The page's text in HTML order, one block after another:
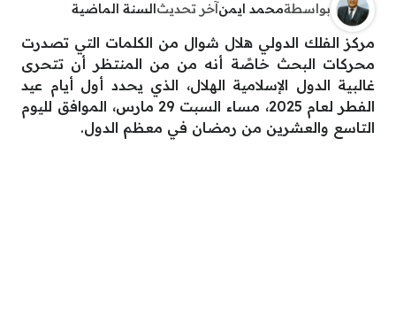
بواسطةمحمد ايمنآخر تحديثالسنة الماضية
مركز الفلك الدولي هلال شوال من الكلمات التي تصدرت
محركات البحث خاصًة أنه من من المنتظر أن تتحرى
غالبية الدول الإسلامية الهلال، الذي يحدد أول أيام عيد
الفطر لعام 2025، مساء السبت 29 مارس، الموافق لليوم
التاسع والعشرين من رمضان في معظم الدول.